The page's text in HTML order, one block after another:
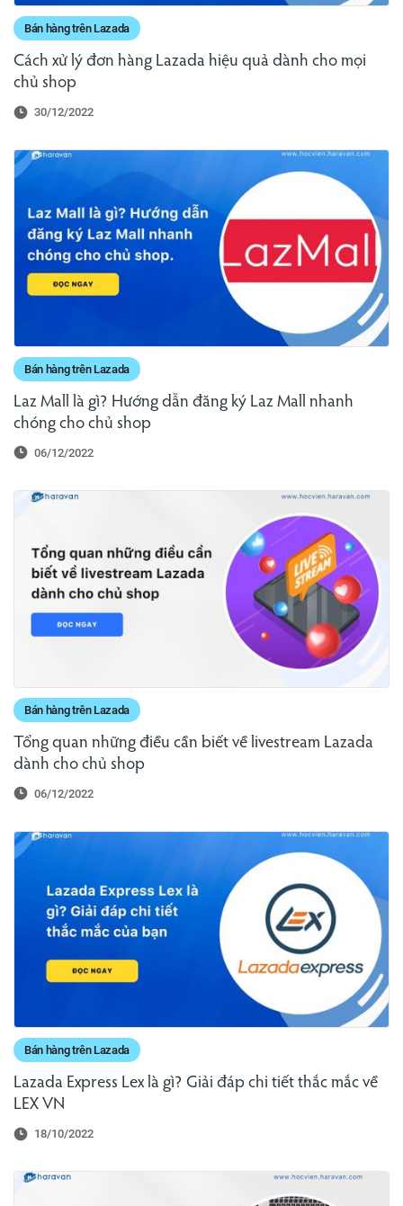
Bán hàng trên Lazada
Cách xử lý đơn hàng Lazada hiệu quả dành cho mọi
chủ shop
30/12/2022
Bán hàng trên Lazada
Laz Mall là gì? Hướng dẫn đăng ký Laz Mall nhanh
chóng cho chủ shop
06/12/2022
Bán hàng trên Lazada
Tổng quan những điều cần biết về livestream Lazada
dành cho chủ shop
06/12/2022
Bán hàng trên Lazada
Lazada Express Lex là gì? Giải đáp chi tiết thắc mắc về
LEX VN
18/10/2022